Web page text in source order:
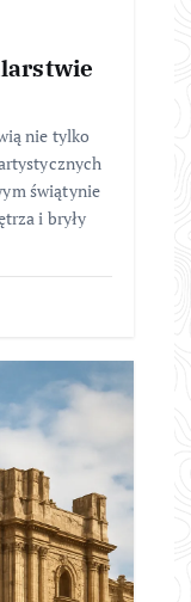
nie tylko
świątynie
i bryły